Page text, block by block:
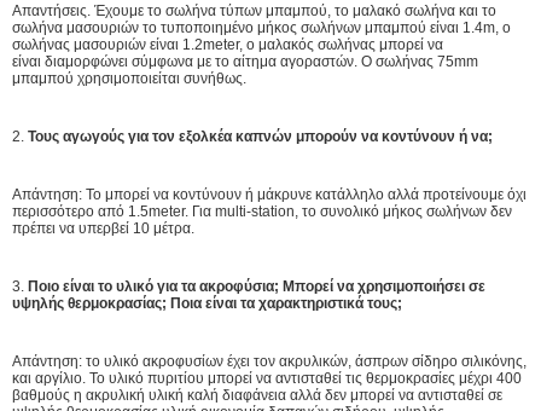
Απαντήσεις. Έχουμε το σωλήνα τύπων μπαμπού, το μαλακό σωλήνα και το
σωλήνα μασουριών το τυποποιημένο μήκος σωλήνων μπαμπού είναι 1.4m, ο
σωλήνας μασουριών είναι 1.2meter, ο μαλακός σωλήνας μπορεί να
είναι διαμορφώνει σύμφωνα με το αίτημα αγοραστών. Ο σωλήνας 75mm
μπαμπού χρησιμοποιείται συνήθως.
2. Τους αγωγούς για τον εξολκέα καπνών μπορούν να κοντύνουν ή να;
Απάντηση: Το μπορεί να κοντύνουν ή μάκρυνε κατάλληλο αλλά προτείνουμε όχι
περισσότερο από 1.5meter. Για multi-station, το συνολικό μήκος σωλήνων δεν
πρέπει να υπερβεί 10 μέτρα.
3. Ποιο είναι το υλικό για τα ακροφύσια; Μπορεί να χρησιμοποιήσει σε
υψηλής θερμοκρασίας; Ποια είναι τα χαρακτηριστικά τους;
Απάντηση: το υλικό ακροφυσίων έχει τον ακρυλικών, άσπρων σίδηρο σιλικόνης,
και αργίλιο. Το υλικό πυριτίου μπορεί να αντισταθεί τις θερμοκρασίες μέχρι 400
βαθμούς η ακρυλική υλική καλή διαφάνεια αλλά δεν μπορεί να αντισταθεί σε